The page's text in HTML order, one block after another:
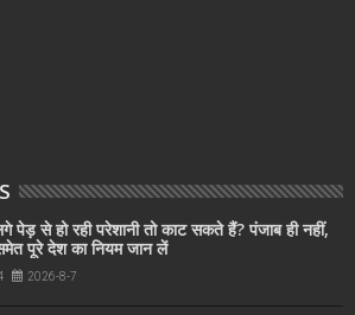
से हो रही परेशानी तो काट सकते हैं? पंजाब ही नहीं,
पूरे देश का नियम जान लें
2026-8-7